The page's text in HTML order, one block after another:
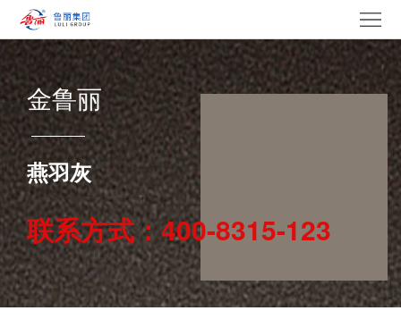
首
页
进
鲁
丽
产
品
中
心
集
团
产
业
新
闻
中
心
党
建
文
电
采
招
金鲁丽
燕羽灰
联系方式：400-8315-123